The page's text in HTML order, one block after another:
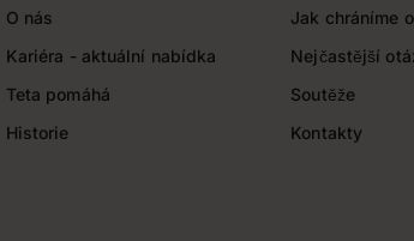
O nás
Kariéra - aktuální nabídka
Teta pomáhá
Historie
Jak chráníme
Nejčastější
Soutěže
Kontakty